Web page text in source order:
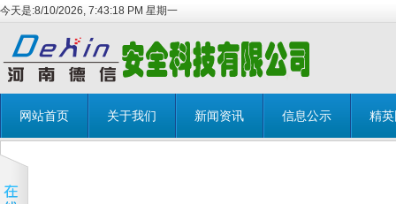
今天是:8/10/2026, 7:43:18 PM 星期一
网站首页 关于我们 新闻资讯 信息公示 精